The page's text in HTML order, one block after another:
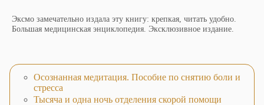
Эксмо замечательно издала эту книгу: крепкая, читать удобно.
Большая медицинская энциклопедия. Эксклюзивное издание.
Осознанная медитация. Пособие по снятию боли и
стресса
Тысяча и одна ночь отделения скорой помощи